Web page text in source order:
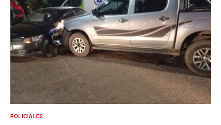
POLICIALES